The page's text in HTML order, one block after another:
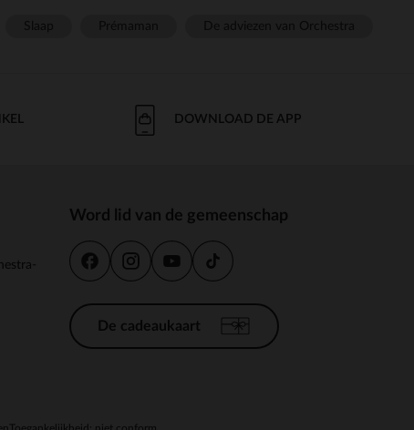
DOWNLOAD DE APP
Word lid van de gemeenschap
De cadeaukaart